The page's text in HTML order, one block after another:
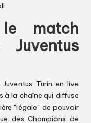
match
Turin en live
à la chaîne qui diffuse
"légale" de pouvoir
des Champions de